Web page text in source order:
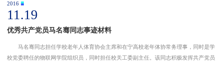
2016
11.19
优秀共产党员马名骞同志事迹材料
马名骞同志担任学校老年人体育协会主席和在宁高校老年体协常务理事，同时是学
校党委聘任的物联网学院组织员，同时担任校关工委副主任。该同志积极发挥共产党员